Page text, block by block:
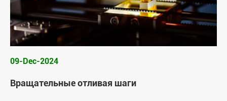
09-Dec-2024
Вращательные отливая шаги